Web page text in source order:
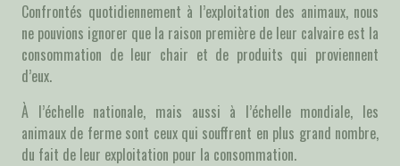
Confrontés quotidiennement à l’exploitation des animaux, nous
ne pouvions ignorer que la raison première de leur calvaire est la
consommation de leur chair et de produits qui proviennent
d’eux.
À l’échelle nationale, mais aussi à l’échelle mondiale, les
animaux de ferme sont ceux qui souffrent en plus grand nombre,
du fait de leur exploitation pour la consommation.